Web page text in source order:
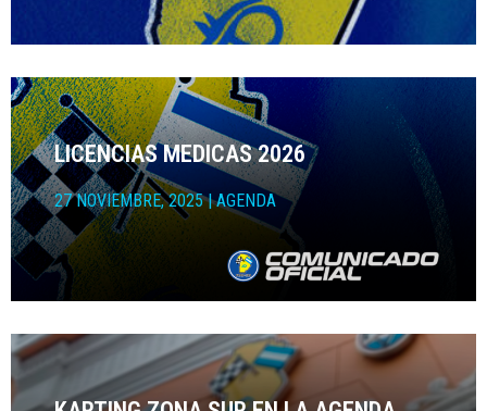
LICENCIAS MEDICAS 2026
27 NOVIEMBRE, 2025 | AGENDA